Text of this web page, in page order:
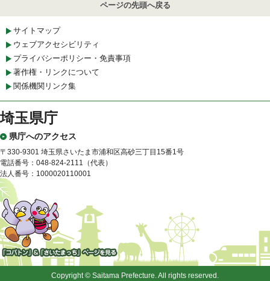
ページの先頭へ戻る
サイトマップ
ウェブアクセシビリティ
プライバシーポリシー・免責事項
著作権・リンクについて
関係機関リンク集
埼玉県庁
県庁へのアクセス
〒330-9301 埼玉県さいたま市浦和区高砂三丁目15番1号
電話番号：048-824-2111（代表）
法人番号：1000020110001
「コバトン」&「さいたまっ
Copyright © Saitama Prefecture. All rights reserved.